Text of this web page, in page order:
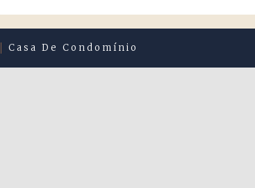
Casa De Condomínio